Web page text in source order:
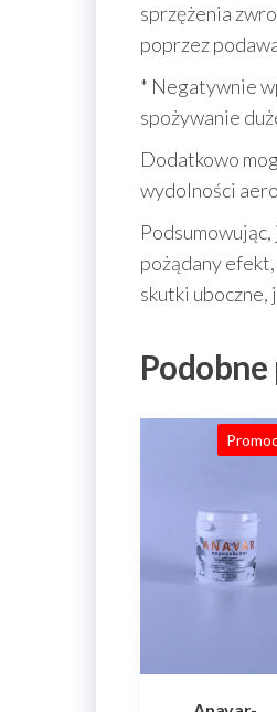
sprzężenia
poprzez
* Negatywnie
spożywanie
Dodatkowo
wydolności
pożądany
skutki uboczne,